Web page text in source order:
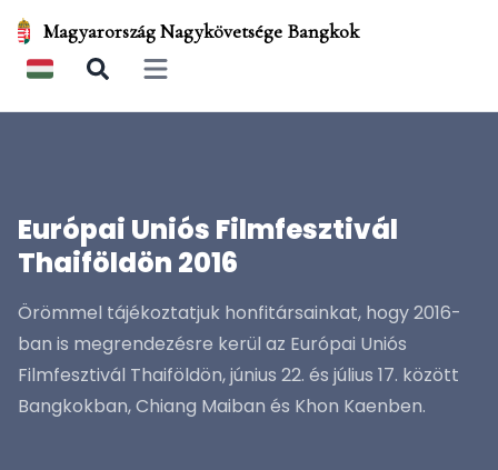
Magyarország Nagykövetsége Bangkok
Open main menu
Európai Uniós Filmfesztivál
Thaiföldön 2016
Örömmel tájékoztatjuk honfitársainkat, hogy 2016-
ban is megrendezésre kerül az Európai Uniós
Filmfesztivál Thaiföldön, június 22. és július 17. között
Bangkokban, Chiang Maiban és Khon Kaenben.